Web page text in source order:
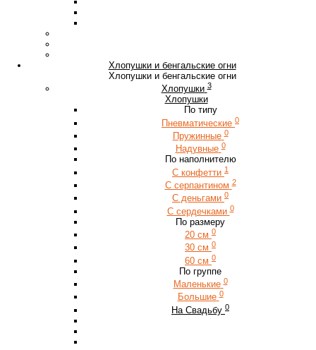
Хлопушки и бенгальские огни
Хлопушки и бенгальские огни
Хлопушки 3
Хлопушки
По типу
Пневматические 0
Пружинные 0
Надувные 0
По наполнителю
С конфетти 1
С серпантином 2
С деньгами 0
С сердечками 0
По размеру
20 см 0
30 см 0
60 см 0
По группе
Маленькие 0
Большие 0
На Свадьбу 0